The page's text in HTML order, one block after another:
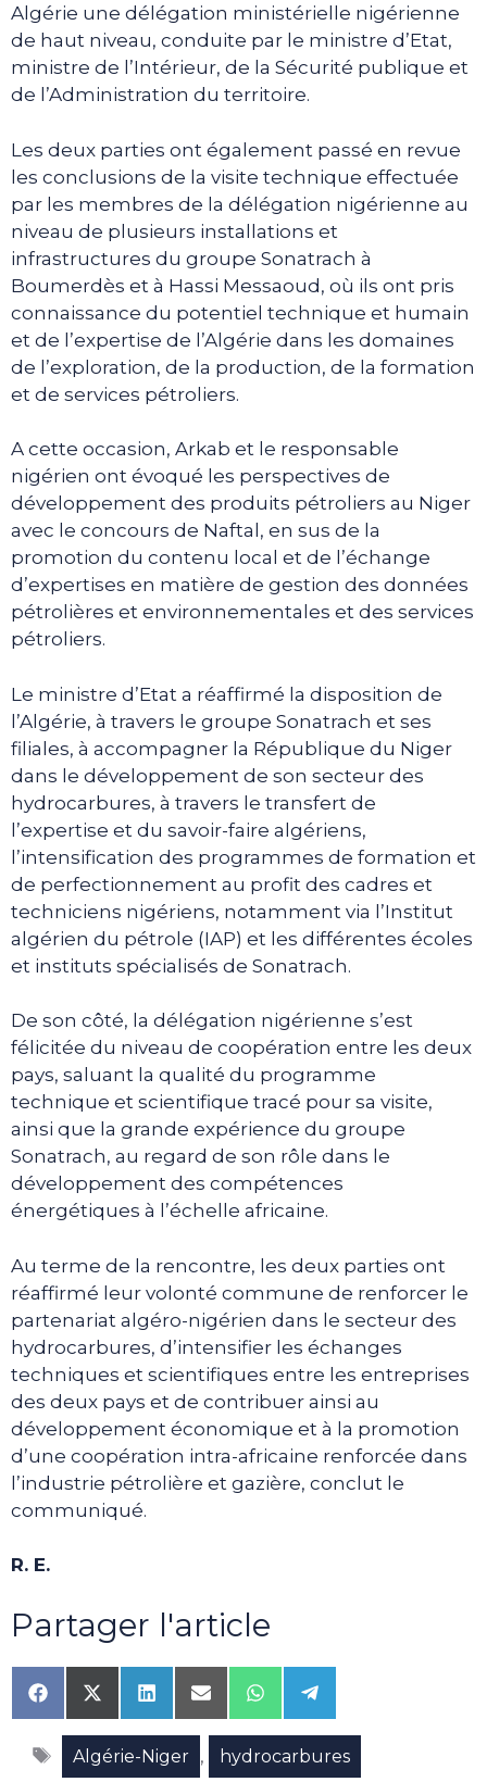
Algérie une délégation ministérielle nigérienne
de haut niveau, conduite par le ministre d’Etat,
ministre de l’Intérieur, de la Sécurité publique et
de l’Administration du territoire.
Les deux parties ont également passé en revue
les conclusions de la visite technique effectuée
par les membres de la délégation nigérienne au
niveau de plusieurs installations et
infrastructures du groupe Sonatrach à
Boumerdès et à Hassi Messaoud, où ils ont pris
connaissance du potentiel technique et humain
et de l’expertise de l’Algérie dans les domaines
de l’exploration, de la production, de la formation
et de services pétroliers.
A cette occasion, Arkab et le responsable
nigérien ont évoqué les perspectives de
développement des produits pétroliers au Niger
avec le concours de Naftal, en sus de la
promotion du contenu local et de l’échange
d’expertises en matière de gestion des données
pétrolières et environnementales et des services
pétroliers.
Le ministre d’Etat a réaffirmé la disposition de
l’Algérie, à travers le groupe Sonatrach et ses
filiales, à accompagner la République du Niger
dans le développement de son secteur des
hydrocarbures, à travers le transfert de
l’expertise et du savoir-faire algériens,
l’intensification des programmes de formation et
de perfectionnement au profit des cadres et
techniciens nigériens, notamment via l’Institut
algérien du pétrole (IAP) et les différentes écoles
et instituts spécialisés de Sonatrach.
De son côté, la délégation nigérienne s’est
félicitée du niveau de coopération entre les deux
pays, saluant la qualité du programme
technique et scientifique tracé pour sa visite,
ainsi que la grande expérience du groupe
Sonatrach, au regard de son rôle dans le
développement des compétences
énergétiques à l’échelle africaine.
Au terme de la rencontre, les deux parties ont
réaffirmé leur volonté commune de renforcer le
partenariat algéro-nigérien dans le secteur des
hydrocarbures, d’intensifier les échanges
techniques et scientifiques entre les entreprises
des deux pays et de contribuer ainsi au
développement économique et à la promotion
d’une coopération intra-africaine renforcée dans
l’industrie pétrolière et gazière, conclut le
communiqué.
R. E.
Partager l'article
Share
on
Facebook
Share
on
X
(Twitter)
Share
on
LinkedIn
Share
on
Email
Share
on
WhatsApp
Share
on
Telegram
Étiquettes
Algérie-Niger , hydrocarbures